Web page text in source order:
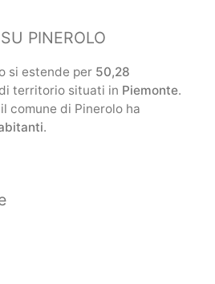
PINEROLO
si estende per 50,28
di territorio situati in Piemonte.
comune di Pinerolo ha
.